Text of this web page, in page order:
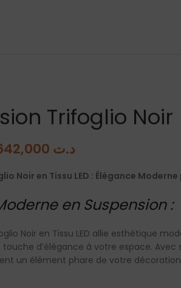
Trifoglio Noir
د.ت
Noir en Tissu LED : Élégance
en Suspension :
Noir en Tissu LED allie esthétique
d’élégance à votre espace. Avec
un élément phare de votre